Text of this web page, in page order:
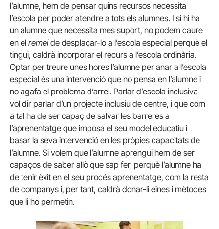
l’alumne, hem de pensar quins recursos necessita
l’escola per poder atendre a tots els alumnes. I si hi ha
un alumne que necessita més suport, no podem caure
en el remeide desplaçar-lo a l’escola especial perquè el
tingui, caldrà incorporar el recurs a l’escola ordinària.
Optar per treure unes hores l’alumne per anar a l’escola
especial és una intervenció que no pensa en l’alumne i
no agafa el problema d’arrel. Parlar d’escola inclusiva
vol dir parlar d’un projecte inclusiu de centre, i que com
a tal ha de ser capaç de salvar les barreres a
l’aprenentatge que imposa el seu model educatiu i
basar la seva intervenció en les pròpies capacitats de
l’alumne. Si volem que l’alumne aprengui hem de ser
capaços de saber allò que sap fer, perquè l’alumne ha
de tenir èxit en el seu procés aprenentatge, com la resta
de companys i, per tant, caldrà donar-li eines i mètodes
que li ho permetin.